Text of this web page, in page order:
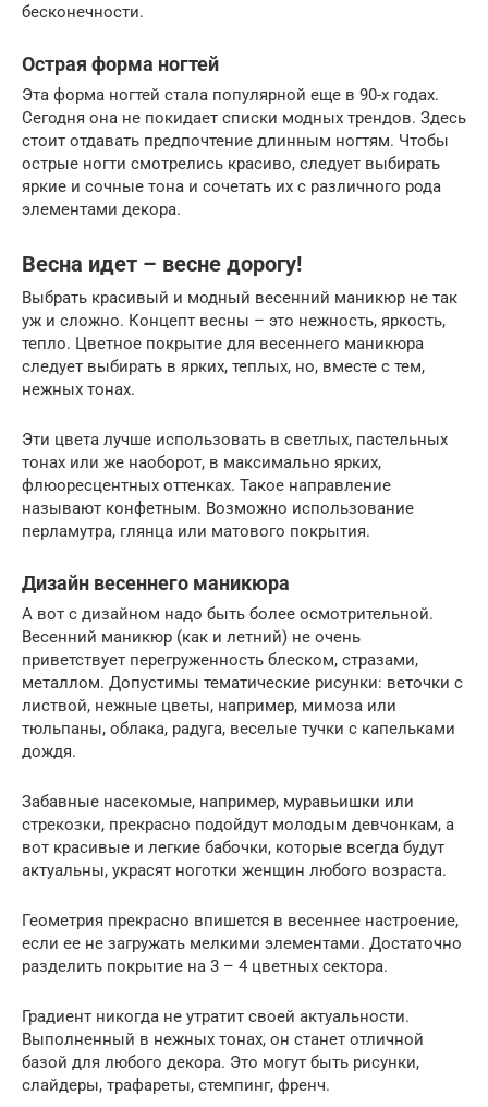
бесконечности.
Острая форма ногтей
Эта форма ногтей стала популярной еще в 90-х годах.
Сегодня она не покидает списки модных трендов. Здесь
стоит отдавать предпочтение длинным ногтям. Чтобы
острые ногти смотрелись красиво, следует выбирать
яркие и сочные тона и сочетать их с различного рода
элементами декора.
Весна идет – весне дорогу!
Выбрать красивый и модный весенний маникюр не так
уж и сложно. Концепт весны – это нежность, яркость,
тепло. Цветное покрытие для весеннего маникюра
следует выбирать в ярких, теплых, но, вместе с тем,
нежных тонах.
Эти цвета лучше использовать в светлых, пастельных
тонах или же наоборот, в максимально ярких,
флюоресцентных оттенках. Такое направление
называют конфетным. Возможно использование
перламутра, глянца или матового покрытия.
Дизайн весеннего маникюра
А вот с дизайном надо быть более осмотрительной.
Весенний маникюр (как и летний) не очень
приветствует перегруженность блеском, стразами,
металлом. Допустимы тематические рисунки: веточки с
листвой, нежные цветы, например, мимоза или
тюльпаны, облака, радуга, веселые тучки с капельками
дождя.
Забавные насекомые, например, муравьишки или
стрекозки, прекрасно подойдут молодым девчонкам, а
вот красивые и легкие бабочки, которые всегда будут
актуальны, украсят ноготки женщин любого возраста.
Геометрия прекрасно впишется в весеннее настроение,
если ее не загружать мелкими элементами. Достаточно
разделить покрытие на 3 – 4 цветных сектора.
Градиент никогда не утратит своей актуальности.
Выполненный в нежных тонах, он станет отличной
базой для любого декора. Это могут быть рисунки,
слайдеры, трафареты, стемпинг, френч.